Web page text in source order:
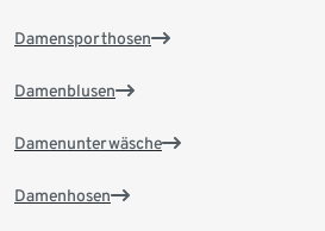
Damensporthosen
Damenblusen
Damenunterwäsche
Damenhosen